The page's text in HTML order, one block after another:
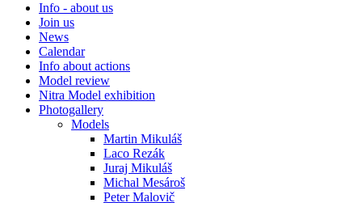
Info - about us
Join us
News
Calendar
Info about actions
Model review
Nitra Model exhibition
Photogallery
Models
Martin Mikuláš
Laco Rezák
Juraj Mikuláš
Michal Mesároš
Peter Malovič